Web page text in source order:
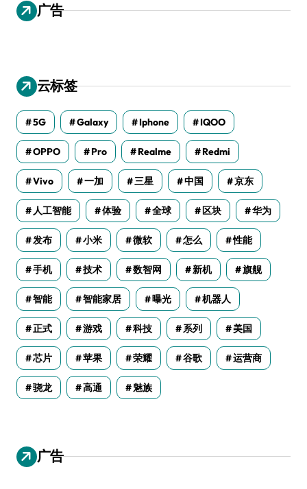
广告
云标签
5G Galaxy Iphone IQOO
OPPO Pro Realme Redmi
Vivo 一加 三星 中国 京东
人工智能 体验 全球 区块 华为
发布 小米 微软 怎么 性能
手机 技术 数智网 新机 旗舰
智能 智能家居 曝光 机器人
正式 游戏 科技 系列 美国
芯片 苹果 荣耀 谷歌 运营商
骁龙 高通 魅族
广告